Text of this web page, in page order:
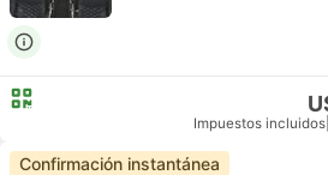
Impuestos incluidos
Confirmación instantánea